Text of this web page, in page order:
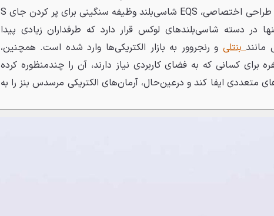
ساخته شده‌اند. با وجود این طراحی اختصاصی، EQS شاسی‌بلند وظیفه سنگینی برای پر کردن جای S
در دسته شاسی‌بلندهای لوکس قرار دارد که طرفداران زیادی پیدا
مانندبنتلی و رنجروور به بازار الکتریکی‌ها وارد شده است. همچنین،
برای کسانی که به فضای کاربردی نیاز دارند، آن را چندمنظوره کرده
متعددی ایفا کند و درعین‌حال، آرمان‌های الکتریکی مرسدس بنز را به